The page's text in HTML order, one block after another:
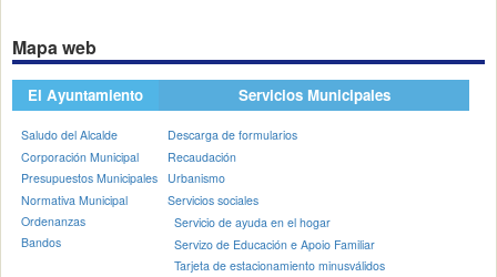
Mapa web
El Ayuntamiento
Saludo del Alcalde
Corporación Municipal
Presupuestos Municipales
Normativa Municipal
Ordenanzas
Bandos
Servicios Municipales
Descarga de formularios
Recaudación
Urbanismo
Servicios sociales
Servicio de ayuda en el hogar
Servizo de Educación e Apoio Familiar
Tarjeta de estacionamiento minusválidos